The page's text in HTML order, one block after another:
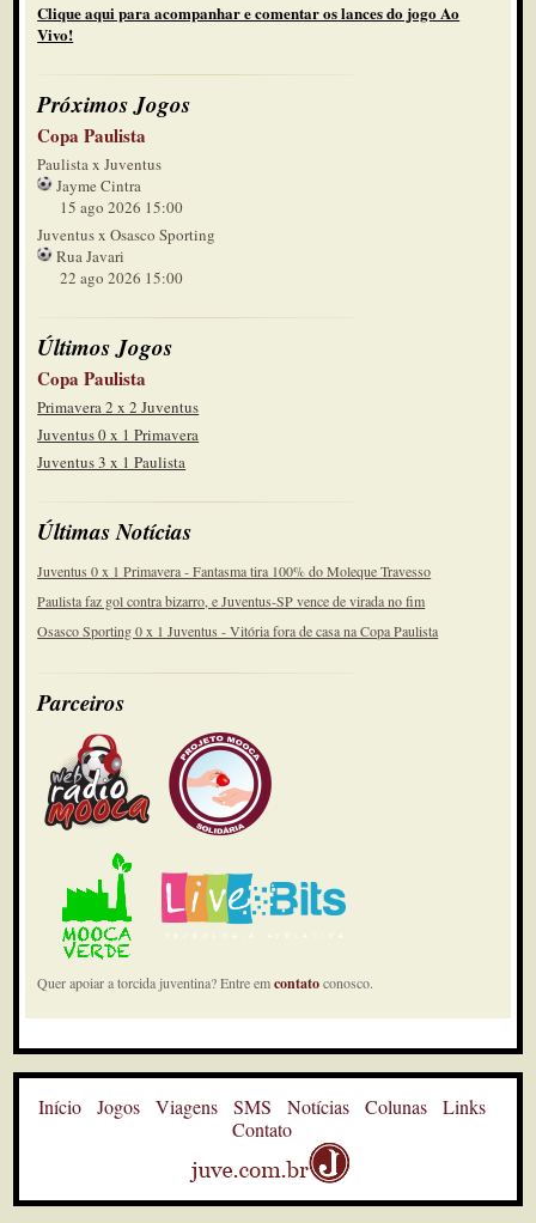
Clique aqui para acompanhar e comentar os lances do jogo Ao
Vivo!
Próximos Jogos
Copa Paulista
Paulista x Juventus
Jayme Cintra
15 ago 2026 15:00
Juventus x Osasco Sporting
Rua Javari
22 ago 2026 15:00
Últimos Jogos
Copa Paulista
Primavera 2 x 2 Juventus
Juventus 0 x 1 Primavera
Juventus 3 x 1 Paulista
Últimas Notícias
Juventus 0 x 1 Primavera - Fantasma tira 100% do Moleque Travesso
Paulista faz gol contra bizarro, e Juventus-SP vence de virada no fim
Osasco Sporting 0 x 1 Juventus - Vitória fora de casa na Copa Paulista
Parceiros
Quer apoiar a torcida juventina? Entre emcontatoconosco.
Início Jogos Viagens SMS Notícias Colunas
Links
Contato